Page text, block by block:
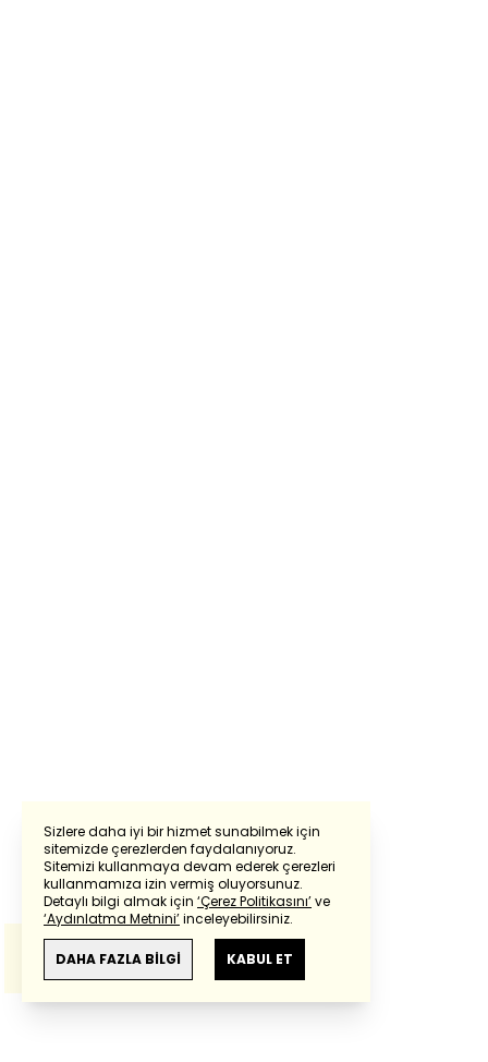
Sizlere daha iyi bir hizmet sunabilmek için
sitemizde çerezlerden faydalanıyoruz.
Sitemizi kullanmaya devam ederek çerezleri
kullanmamıza izin vermiş oluyorsunuz.
Detaylı bilgi almak için ‘Çerez Politikasını’ve
‘Aydınlatma Metnini’inceleyebilirsiniz.
DAHA FAZLA BİLGİ KABUL ET
Powered by Translate
Bu çevirideGoogle Transletekullanılmıştır.
Anlam ve çeviri hatalarından
haberturk.com
sorumlu değildir.